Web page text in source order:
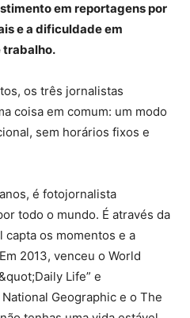
em reportagens por
e a dificuldade em
trabalho.
os três jornalistas
coisa em comum: um modo
sem horários fixos e
é fotojornalista
todo o mundo. É através da
capta os momentos e a
2013, venceu o World
Life” e
Geographic e o The